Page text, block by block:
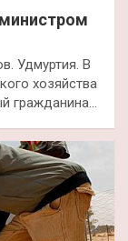
Удмуртия. В
хозяйства
гражданина…